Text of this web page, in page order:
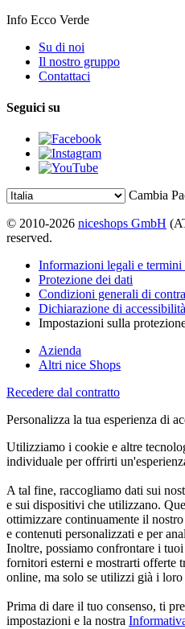
Info Ecco Verde
Su di noi
Il nostro gruppo
Contattaci
Seguici su
Cambia
© 2010-2026 niceshops GmbH
reserved.
Informazioni legali e
Protezione dei dati
Condizioni generali di
Dichiarazione di accessibilità
Impostazioni sulla
Azienda
Altri nice Shops
Recedere dal contratto
Personalizza la tua esperienza di
Utilizziamo i cookie e altre
individuale per offrirti
A tal fine, raccogliamo dati sui
e sui dispositivi che utilizzano.
ottimizzare continuamente il
e contenuti personalizzati e per
Inoltre, possiamo confrontare i
fornitori esterni e mostrarti offerte
online, ma solo se utilizzi già i loro
Prima di dare il tuo consenso, ti
impostazioni e la nostra